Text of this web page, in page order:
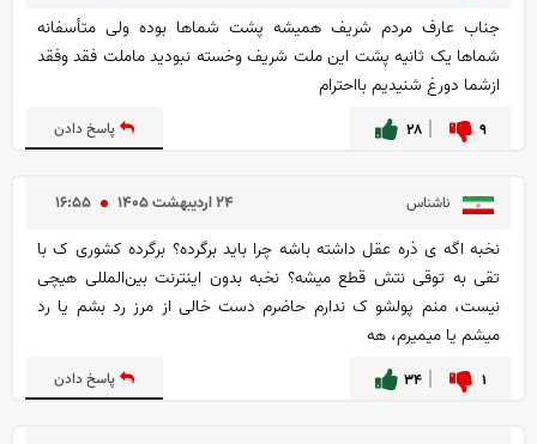
جناب عارف مردم شریف همیشه پشت شماها بوده ولی متأسفانه
شماها یک ثانیه پشت این ملت شریف وخسته نبودید ماملت فقد وفقد
ازشما دورغ شنیدیم بااحترام
۹ ۲۸ پاسخ دادن
ناشناس ۱۶:۵۵ ۲۴ ارديبهشت ۱۴۰۵
نخبه اگه ی ذره عقل داشته باشه چرا باید برگرده؟ برگرده کشوری ک با
تقی به توقی نتش قطع میشه؟ نخبه بدون اینترنت بین‌المللی هیچی
نیست، منم پولشو ک ندارم حاضرم دست خالی از مرز رد بشم یا رد
میشم یا میمیرم، هه
۱ ۳۴ پاسخ دادن